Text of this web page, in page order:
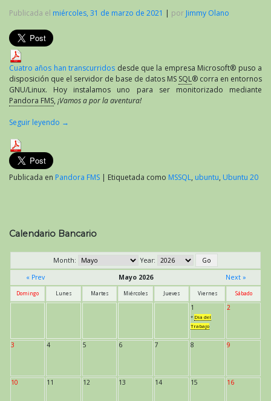
Publicada el miércoles, 31 de marzo de 2021 | por Jimmy Olano
Cuatro años han transcurridos desde que la empresa Microsoft® puso a
disposición que el servidor de base de datos MS SQL® corra en entornos
GNU/Linux. Hoy instalamos uno para ser monitorizado mediante
Pandora FMS, ¡Vamos a por la aventura!
Seguir leyendo →
Publicada en Pandora FMS | Etiquetada como MSSQL, ubuntu, Ubuntu 20
Calendario Bancario
Month:
Year:
« Prev
Mayo 2026 Next »
Domingo Lunes Martes Miércoles Jueves Viernes Sábado
1
* Día del
Trabajo
2
3 4 5 6 7 8 9
10 11 12 13 14 15 16